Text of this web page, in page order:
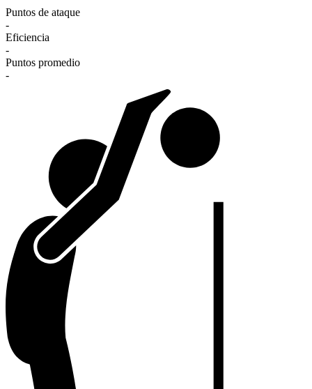
Puntos de ataque
-
Eficiencia
-
Puntos promedio
-